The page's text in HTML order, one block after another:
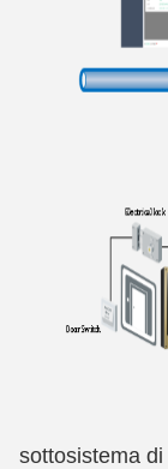
sottosistema